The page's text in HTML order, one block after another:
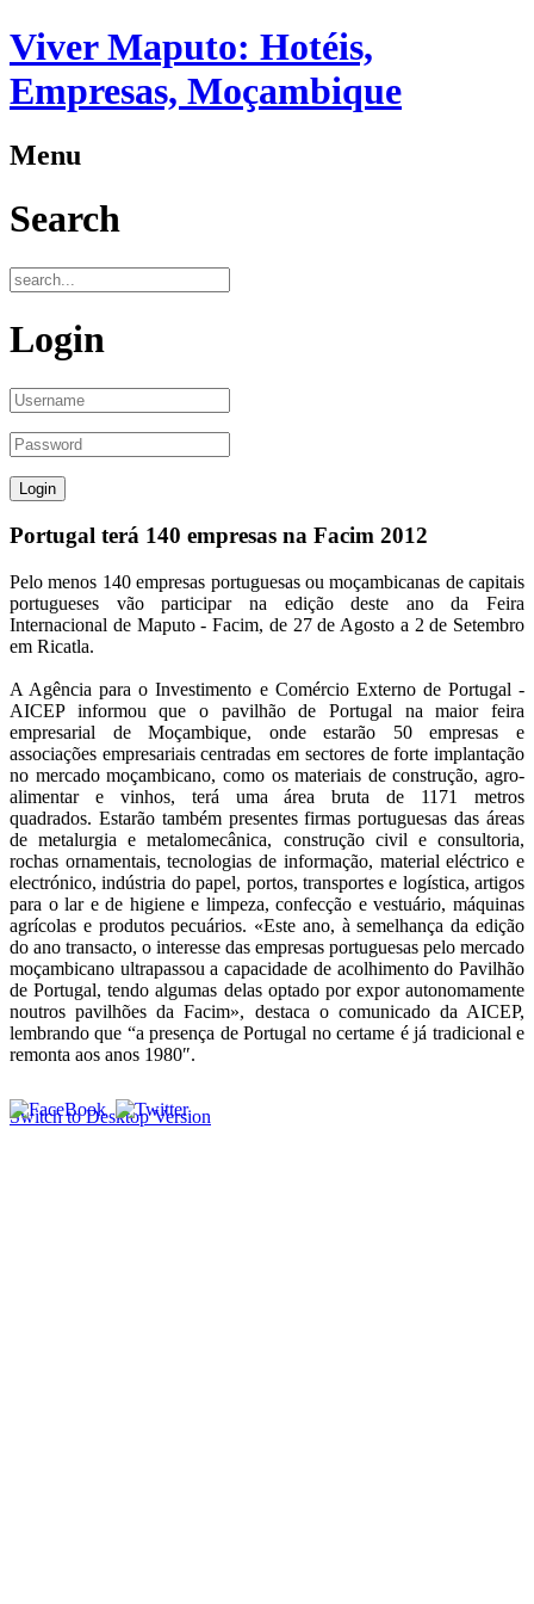
Viver Maputo: Hotéis,
Empresas, Moçambique
Menu
Search
Login
Portugal terá 140 empresas na Facim 2012
Pelo menos 140 empresas portuguesas ou moçambicanas de capitais
portugueses vão participar na edição deste ano da Feira
Internacional de Maputo - Facim, de 27 de Agosto a 2 de Setembro
em Ricatla.
A Agência para o Investimento e Comércio Externo de Portugal -
AICEP informou que o pavilhão de Portugal na maior feira
empresarial de Moçambique, onde estarão 50 empresas e
associações empresariais centradas em sectores de forte implantação
no mercado moçambicano, como os materiais de construção, agro-
alimentar e vinhos, terá uma área bruta de 1171 metros
quadrados. Estarão também presentes firmas portuguesas das áreas
de metalurgia e metalomecânica, construção civil e consultoria,
rochas ornamentais, tecnologias de informação, material eléctrico e
electrónico, indústria do papel, portos, transportes e logística, artigos
para o lar e de higiene e limpeza, confecção e vestuário, máquinas
agrícolas e produtos pecuários. «Este ano, à semelhança da edição
do ano transacto, o interesse das empresas portuguesas pelo mercado
moçambicano ultrapassou a capacidade de acolhimento do Pavilhão
de Portugal, tendo algumas delas optado por expor autonomamente
noutros pavilhões da Facim», destaca o comunicado da AICEP,
lembrando que “a presença de Portugal no certame é já tradicional e
remonta aos anos 1980″.
Switch to Desktop Version